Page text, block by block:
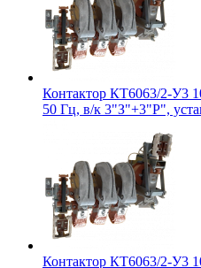
Контактор КТ6063/2-У3
50 Гц, в/к 3"З"+3"Р",
Контактор КТ6063/2-У3